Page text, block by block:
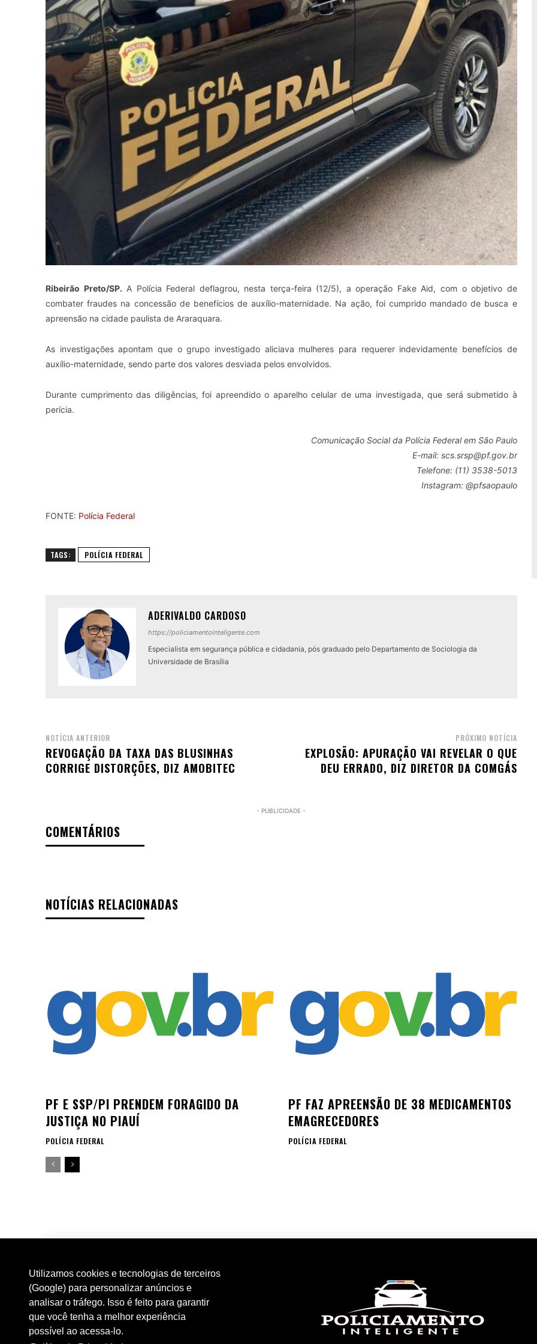
Utilizamos cookies e tecnologias de terceiros
(Google) para personalizar anúncios e
analisar o tráfego. Isso é feito para garantir
que você tenha a melhor experiência
possível ao acessa-lo.
Ribeirão Preto/SP. A Polícia Federal deflagrou, nesta terça-feira (12/5), a operação Fake Aid, com o objetivo de
combater fraudes na concessão de benefícios de auxílio-maternidade. Na ação, foi cumprido mandado de busca e
apreensão na cidade paulista de Araraquara.
As investigações apontam que o grupo investigado aliciava mulheres para requerer indevidamente benefícios de
auxílio-maternidade, sendo parte dos valores desviada pelos envolvidos.
Durante cumprimento das diligências, foi apreendido o aparelho celular de uma investigada, que será submetido à
perícia.
Comunicação Socialda Polícia Federal em São Paulo
E-mail: scs.srsp@pf.gov.br
Telefone: (11) 3538-5013
Instagram: @pfsaopaulo
FONTE: Polícia Federal
TAGS: POLÍCIA FEDERAL
ADERIVALDO CARDOSO
https://policiamentointeligente.com
Especialista em segurança pública e cidadania, pós graduado pelo Departamento de Sociologia da
Universidade de Brasília
NOTÍCIA ANTERIOR
REVOGAÇÃO DA TAXA DAS BLUSINHAS
CORRIGE DISTORÇÕES, DIZ AMOBITEC
PRÓXIMO NOTÍCIA
EXPLOSÃO: APURAÇÃO VAI REVELAR O QUE
DEU ERRADO, DIZ DIRETOR DA COMGÁS
- PUBLICIDADE -
COMENTÁRIOS
NOTÍCIAS RELACIONADAS
PF E SSP/PI PRENDEM FORAGIDO DA
JUSTIÇA NO PIAUÍ
POLÍCIA FEDERAL
PF FAZ APREENSÃO DE 38 MEDICAMENTOS
EMAGRECEDORES
POLÍCIA FEDERAL